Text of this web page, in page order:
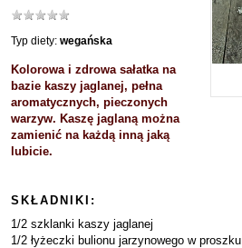
Typ diety: wegańska
Kolorowa i zdrowa sałatka na
bazie kaszy jaglanej, pełna
aromatycznych, pieczonych
warzyw. Kaszę jaglaną można
zamienić na każdą inną jaką
lubicie.
SKŁADNIKI:
1/2 szklanki kaszy jaglanej
1/2 łyżeczki bulionu jarzynowego w proszku